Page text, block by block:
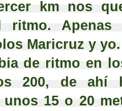
ritmo.
Maricruz y yo.
200, de ahí
15 o 20